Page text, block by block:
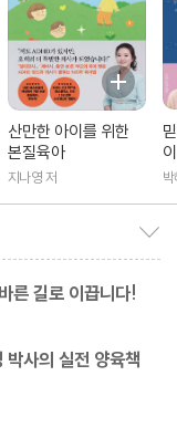
산만한 아이를 위한
본질육아
지나영 저
른 길로 이끕니다!
박사의 실전 양육책